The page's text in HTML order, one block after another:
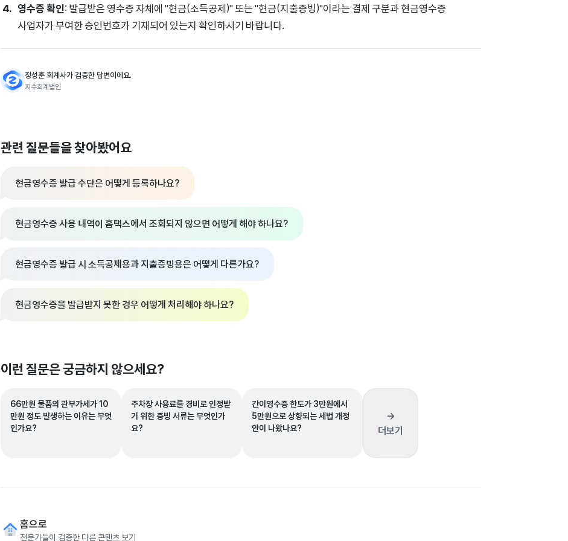
영수증 확인: 발급받은 영수증 자체에 "현금(소득공제)" 또는 "현금(지출증빙)"이라는 결제 구분과 현금영수증
사업자가 부여한 승인번호가 기재되어 있는지 확인하시기 바랍니다.
정성훈 회계사가 검증한 답변이에요.
지수회계법인
관련 질문들을 찾아봤어요
현금영수증 발급 수단은 어떻게 등록하나요?
현금영수증 사용 내역이 홈택스에서 조회되지 않으면 어떻게 해야 하나요?
현금영수증 발급 시 소득공제용과 지출증빙용은 어떻게 다른가요?
현금영수증을 발급받지 못한 경우 어떻게 처리해야 하나요?
이런 질문은 궁금하지 않으세요?
66만원 물품의 관부가세가 10
만원 정도 발생하는 이유는 무엇
인가요?
주차장 사용료를 경비로 인정받
기 위한 증빙 서류는 무엇인가
요?
간이영수증 한도가 3만원에서
5만원으로 상향되는 세법 개정
안이 나왔나요?
→
더보기
홈으로
전문가들이 검증한 다른 콘텐츠 보기